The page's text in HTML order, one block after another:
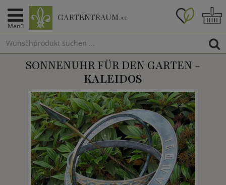
Menü
GARTENTRAUM.AT
SONNENUHR FÜR DEN GARTEN -
KALEIDOS